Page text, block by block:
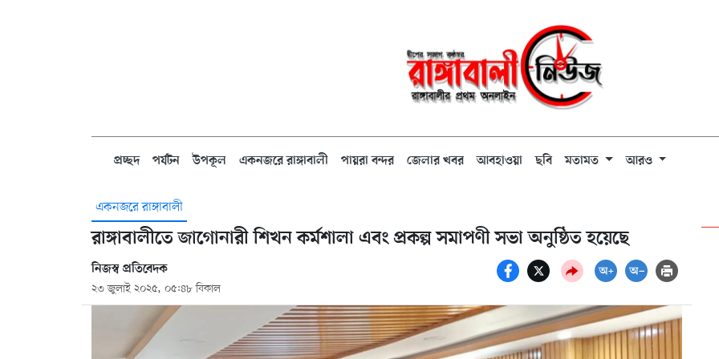
প্রচ্ছদ পর্যটন উপকূল একনজরে রাঙ্গাবালী পায়রা বন্দর জেলার খবর আবহাওয়া ছবি মতামত আরও
একনজরে রাঙ্গাবালী
রাঙ্গাবালীতে জাগোনারী শিখন কর্মশালা এবং প্রকল্প সমাপণী সভা অনুষ্ঠিত হয়েছে
নিজস্ব প্রতিবেদক
২৩ জুলাই ২০২৫, ০৫:৪৮ বিকাল